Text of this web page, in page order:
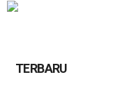
TERBARU